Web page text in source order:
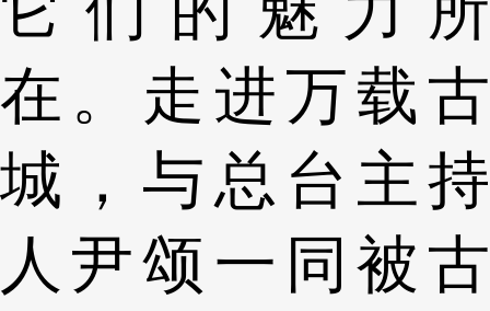
在。走进万载古
城，与总台主持
人尹颂一同被古